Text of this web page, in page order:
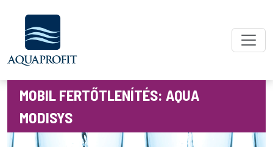
content
MOBIL FERTŐTLENÍTÉS: AQUA
MODISYS